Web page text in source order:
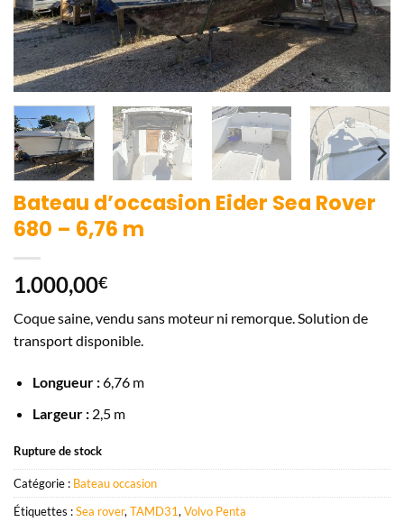
Bateau d’occasion Eider Sea Rover
680 – 6,76 m
1.000,00€
Coque saine, vendu sans moteur ni remorque. Solution de
transport disponible.
Longueur :6,76 m
Largeur :2,5 m
Rupture de stock
Catégorie : Bateau occasion
Étiquettes :Sea rover,TAMD31,Volvo Penta